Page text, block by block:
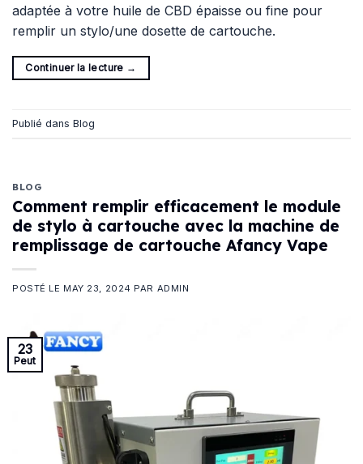
adaptée à votre huile de CBD épaisse ou fine pour
remplir un stylo/une dosette de cartouche.
Continuer la lecture →
Publié dans Blog
BLOG
Comment remplir efficacement le module
de stylo à cartouche avec la machine de
remplissage de cartouche Afancy Vape
POSTÉ LE MAY 23, 2024 PAR ADMIN
23
Peut